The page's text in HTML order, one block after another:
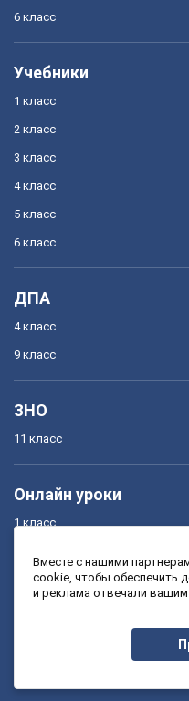
6 класс
Учебники
1 класс
2 класс
3 класс
4 класс
5 класс
6 класс
ДПА
4 класс
9 класс
ЗНО
11 класс
Онлайн уроки
1 класс
3 класс
Вместе с нашими
cookie, чтобы обеспечить
и реклама отвечали вашим